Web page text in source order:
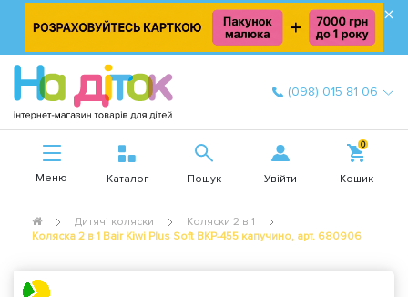
×
(098) 015 81 06
Меню Каталог Пошук Увійти
0
Кошик
Дитячі коляски
Коляски 2 в 1
Коляска 2 в 1 Bair Kiwi Plus Soft BKP-455 капучино, арт. 680906